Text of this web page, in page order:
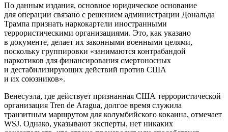
По данным издания, основное юридическое основание
для операции связано с решением администрации Дональда
Трампа признать наркокартели иностранными
террористическими организациями. Это, как указано
в документе, делает их законными военными целями,
поскольку группировки «занимаются контрабандой
наркотиков для финансирования смертоносных
и дестабилизирующих действий против США
и их союзников».
Венесуэла, где действует признанная США террористической
организация Tren de Aragua, долгое время служила
транзитным маршрутом для колумбийского кокаина, отмечает
WSJ. Однако, указывают эксперты, нет никаких